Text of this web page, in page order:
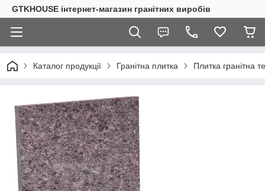
GTKHOUSE інтернет-магазин гранітних виробів
Каталог продукції Гранітна плитка Плитка гранітна